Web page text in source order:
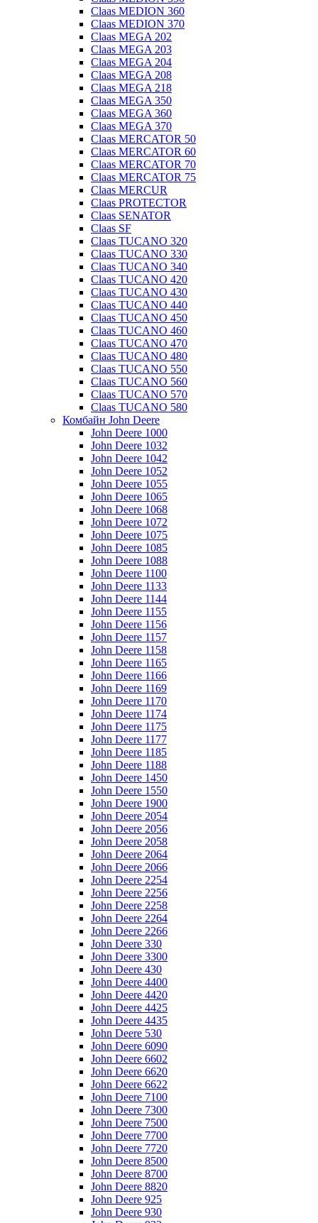
Claas MEDION 360
Claas MEDION 370
Claas MEGA 202
Claas MEGA 203
Claas MEGA 204
Claas MEGA 208
Claas MEGA 218
Claas MEGA 350
Claas MEGA 360
Claas MEGA 370
Claas MERCATOR 50
Claas MERCATOR 60
Claas MERCATOR 70
Claas MERCATOR 75
Claas MERCUR
Claas PROTECTOR
Claas SENATOR
Claas SF
Claas TUCANO 320
Claas TUCANO 330
Claas TUCANO 340
Claas TUCANO 420
Claas TUCANO 430
Claas TUCANO 440
Claas TUCANO 450
Claas TUCANO 460
Claas TUCANO 470
Claas TUCANO 480
Claas TUCANO 550
Claas TUCANO 560
Claas TUCANO 570
Claas TUCANO 580
Комбайн John Deere
John Deere 1000
John Deere 1032
John Deere 1042
John Deere 1052
John Deere 1055
John Deere 1065
John Deere 1068
John Deere 1072
John Deere 1075
John Deere 1085
John Deere 1088
John Deere 1100
John Deere 1133
John Deere 1144
John Deere 1155
John Deere 1156
John Deere 1157
John Deere 1158
John Deere 1165
John Deere 1166
John Deere 1169
John Deere 1170
John Deere 1174
John Deere 1175
John Deere 1177
John Deere 1185
John Deere 1188
John Deere 1450
John Deere 1550
John Deere 1900
John Deere 2054
John Deere 2056
John Deere 2058
John Deere 2064
John Deere 2066
John Deere 2254
John Deere 2256
John Deere 2258
John Deere 2264
John Deere 2266
John Deere 330
John Deere 3300
John Deere 430
John Deere 4400
John Deere 4420
John Deere 4425
John Deere 4435
John Deere 530
John Deere 6090
John Deere 6602
John Deere 6620
John Deere 6622
John Deere 7100
John Deere 7300
John Deere 7500
John Deere 7700
John Deere 7720
John Deere 8500
John Deere 8700
John Deere 8820
John Deere 925
John Deere 930